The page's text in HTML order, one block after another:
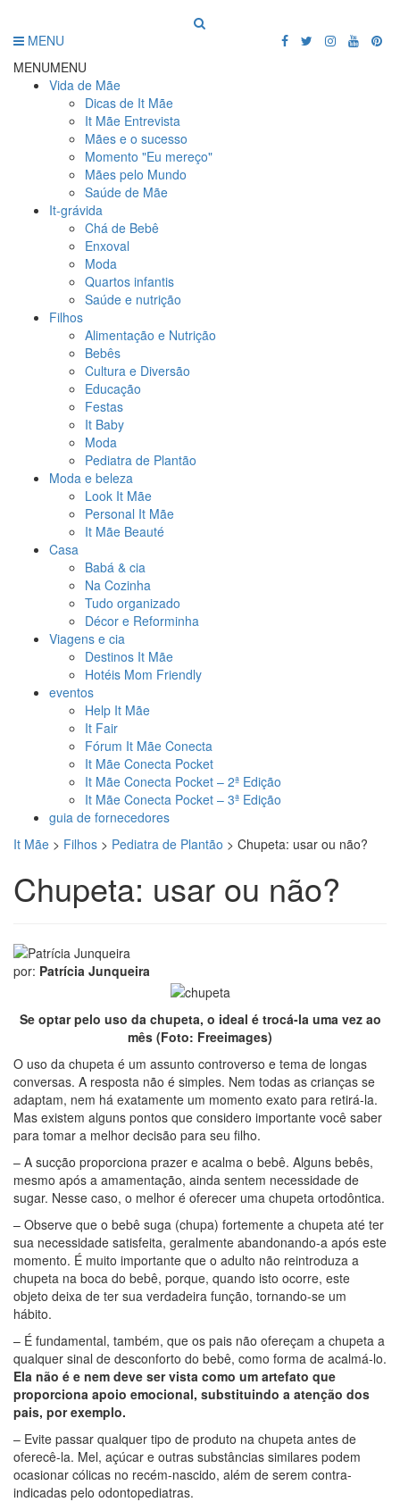
MENU
MENUMENU
Vida de Mãe
Dicas de It Mãe
It Mãe Entrevista
Mães e o sucesso
Momento "Eu mereço"
Mães pelo Mundo
Saúde de Mãe
It-grávida
Chá de Bebê
Enxoval
Moda
Quartos infantis
Saúde e nutrição
Filhos
Alimentação e Nutrição
Bebês
Cultura e Diversão
Educação
Festas
It Baby
Moda
Pediatra de Plantão
Moda e beleza
Look It Mãe
Personal It Mãe
It Mãe Beauté
Casa
Babá & cia
Na Cozinha
Tudo organizado
Décor e Reforminha
Viagens e cia
Destinos It Mãe
Hotéis Mom Friendly
eventos
Help It Mãe
It Fair
Fórum It Mãe Conecta
It Mãe Conecta Pocket
It Mãe Conecta Pocket – 2ª Edição
It Mãe Conecta Pocket – 3ª Edição
guia de fornecedores
It Mãe > Filhos > Pediatra de Plantão > Chupeta: usar ou não?
Chupeta: usar ou não?
por: Patrícia Junqueira
Se optar pelo uso da chupeta, o ideal é trocá-la uma vez ao
mês (Foto: Freeimages)
O uso da chupeta é um assunto controverso e tema de longas
conversas. A resposta não é simples. Nem todas as crianças se
adaptam, nem há exatamente um momento exato para retirá-la.
Mas existem alguns pontos que considero importante você saber
para tomar a melhor decisão para seu filho.
– A sucção proporciona prazer e acalma o bebê. Alguns bebês,
mesmo após a amamentação, ainda sentem necessidade de
sugar. Nesse caso, o melhor é oferecer uma chupeta ortodôntica.
– Observe que o bebê suga (chupa) fortemente a chupeta até ter
sua necessidade satisfeita, geralmente abandonando-a após este
momento. É muito importante que o adulto não reintroduza a
chupeta na boca do bebê, porque, quando isto ocorre, este
objeto deixa de ter sua verdadeira função, tornando-se um
hábito.
– É fundamental, também, que os pais não ofereçam a chupeta a
qualquer sinal de desconforto do bebê, como forma de acalmá-lo.
Ela não é e nem deve ser vista como um artefato que
proporciona apoio emocional, substituindo a atenção dos
pais, por exemplo.
– Evite passar qualquer tipo de produto na chupeta antes de
oferecê-la. Mel, açúcar e outras substâncias similares podem
ocasionar cólicas no recém-nascido, além de serem contra-
indicadas pelo odontopediatras.